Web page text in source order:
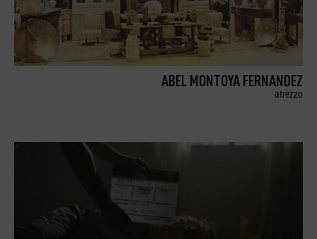
ABEL MONTOYA FERNANDEZ
atrezzo